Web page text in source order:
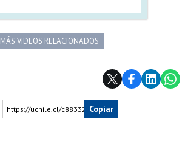
MÁS VIDEOS RELACIONADOS
https://uchile.cl/c88332 Copiar